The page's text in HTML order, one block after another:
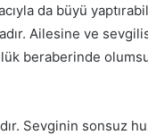
da büyü
Ailesine ve
beraberinde
Sevginin sonsuz